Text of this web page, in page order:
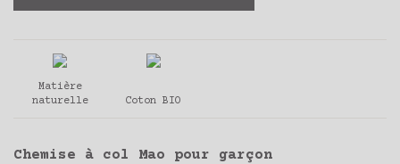
Matière
naturelle
Coton BIO
Chemise à col Mao pour garçon